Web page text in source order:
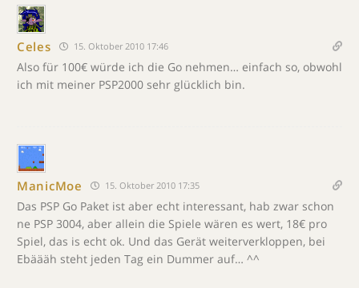
Celes 15. Oktober 2010 17:46
Also für 100€ würde ich die Go nehmen… einfach so, obwohl
ich mit meiner PSP2000 sehr glücklich bin.
ManicMoe 15. Oktober 2010 17:35
Das PSP Go Paket ist aber echt interessant, hab zwar schon
ne PSP 3004, aber allein die Spiele wären es wert, 18€ pro
Spiel, das is echt ok. Und das Gerät weiterverkloppen, bei
Ebäääh steht jeden Tag ein Dummer auf… ^^